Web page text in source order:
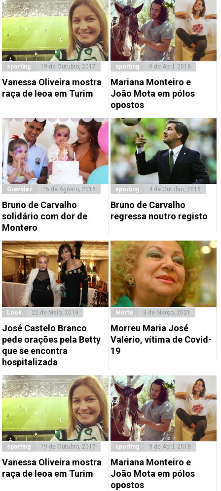
sporting 19 de Outubro, 2017
Vanessa Oliveira mostra
raça de leoa em Turim
sporting 9 de Abril, 2018
Mariana Monteiro e
João Mota em pólos
opostos
Gravidez 15 de Agosto, 2018
Bruno de Carvalho
solidário com dor de
Montero
sporting 4 de Outubro, 2018
Bruno de Carvalho
regressa noutro registo
Look 22 de Maio, 2019
José Castelo Branco
pede orações pela Betty
que se encontra
hospitalizada
Morte 3 de Março, 2021
Morreu Maria José
Valério, vítima de Covid-
19
sporting 19 de Outubro, 2017
Vanessa Oliveira mostra
raça de leoa em Turim
sporting 9 de Abril, 2018
Mariana Monteiro e
João Mota em pólos
opostos